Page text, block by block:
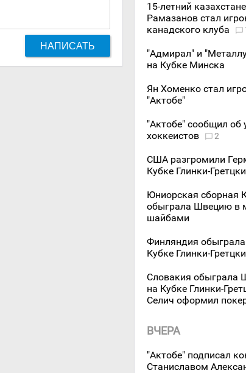
НАПИСАТЬ
15-летний
Рамазанов стал
канадского клуба
"Адмирал" и
на Кубке Минска
Ян Хоменко стал
"Актобе"
"Актобе" сообщил об
хоккеистов
2
США разгромили
Кубке Глинки-Гретцки
Юниорская сборная
обыграла Швецию в
шайбами
Финляндия
Кубке Глинки-Гретцки
Словакия обыграла
на Кубке Глинки-
Селич оформил
ВЧЕРА
"Актобе" подписал
Станиславом